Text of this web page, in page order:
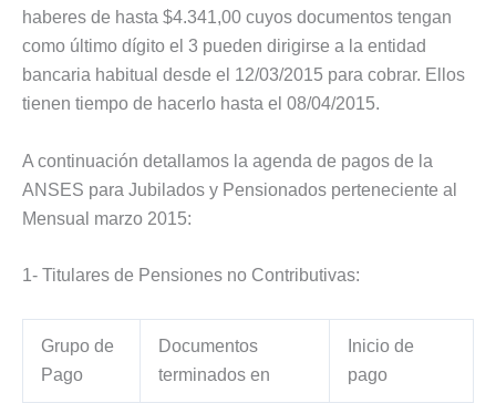
haberes de hasta $4.341,00 cuyos documentos tengan
como último dígito el 3 pueden dirigirse a la entidad
bancaria habitual desde el 12/03/2015 para cobrar. Ellos
tienen tiempo de hacerlo hasta el 08/04/2015.
A continuación detallamos la agenda de pagos de la
ANSES para Jubilados y Pensionados perteneciente al
Mensual marzo 2015:
1- Titulares de Pensiones no Contributivas:
Grupo de
Pago
Documentos
terminados en
Inicio de
pago